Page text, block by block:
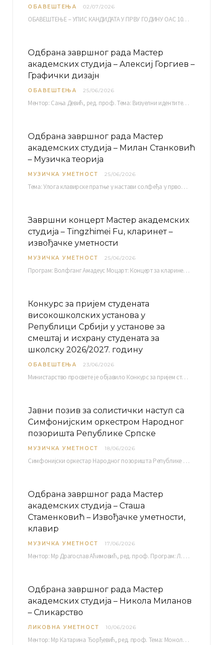
ОБАВЕШТЕЊА 02/07/2026
ОБАВЕШТЕЊЕ – УПИС КАНДИДАТА У ПРВУ ГОДИНУ ОАС 10, 13, 14, 15. и…
Одбрана завршног рада Мастер
академских студија – Алексиј Горгиев –
Графички дизајн
ОБАВЕШТЕЊА 25/06/2026
Ментор: Сања Девић, ред. проф. Тема: Визуелни идентитет линије нутриционистичких производа Vita+: Од амбалаже до мултимедијалне комуникације Петак, 03. 07.…
Одбрана завршног рада Мастер
академских студија – Милан Станковић
– Музичка теорија
МУЗИЧКА УМЕТНОСТ 25/06/2026
Тема: Улога клавирске пратње у настави солфеђа у првом циклусу основне музичке школе Ментор…
Завршни концерт Мастер академских
студија – Tingzhimei Fu, кларинет –
извођачке уметности
МУЗИЧКА УМЕТНОСТ 25/06/2026
Програм: Волфганг Амадеус Моцарт: Концерт за кларинет и оркестар, А-дур Ментор Милош Мијатовић, редовни…
Конкурс за пријем студената
високошколских установа у
Републици Србији у установе за
смештај и исхрану студената за
школску 2026/2027. годину
ОБАВЕШТЕЊА 23/06/2026
Министарство просвете је објавило Конкурс за пријем студената високошколских установа у Републици Србији у установе…
Јавни позив за солистички наступ са
Симфонијским оркестром Народног
позоришта Републике Српске
МУЗИЧКА УМЕТНОСТ 18/06/2026
Симфонијски оркестар Народног позоришта Републике Српске расписује јавни позив за учешће у пројекту „CRESCENDO: Нова…
Одбрана завршног рада Мастер
академских студија – Сташа
Стаменковић – Извођачке уметности,
клавир
МУЗИЧКА УМЕТНОСТ 17/06/2026
Ментор: Мр Драгослав Аћимовић, ред. проф. Програм: Л. Ван Бетовен: Соната оп. 31 бр. 2 у…
Одбрана завршног рада Мастер
академских студија – Никола Миланов
– Сликарство
ЛИКОВНА УМЕТНОСТ 10/06/2026
Ментор: Мр Катарина Ђорђевић, ред. проф. Тема: Монолог емоција Среда, 17. 06. 2026. у 15:30 сати Сала бр. 12 Факултета уметности у Нишу, Кнегиње…